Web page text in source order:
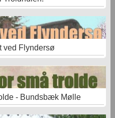
ved Flyndersø
- Bundsbæk Mølle